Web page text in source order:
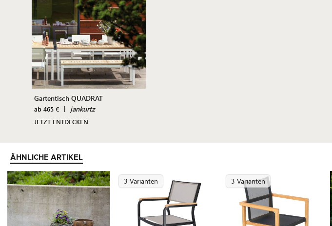
Gartentisch QUADRAT
ab 465 € | jankurtz
JETZT ENTDECKEN
ÄHNLICHE ARTIKEL
3 Varianten 3 Varianten